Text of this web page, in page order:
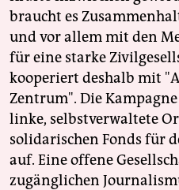
braucht es
und vor allem mit den
für eine starke
kooperiert deshalb mit
Zentrum". Die
linke, selbstverwaltete
solidarischen Fonds für
auf. Eine offene
zugänglichen